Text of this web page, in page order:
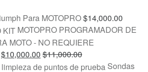
Para MOTOPRO$14,000.00
MOTOPRO PROGRAMADOR DE
MOTO - NO REQUIERE
$10,000.00 $11,000.00
Sondas